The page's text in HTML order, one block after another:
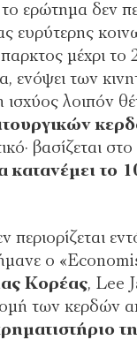
δεν
ευρύτερης
µέχρι το
ενόψει των
λοιπόν
βασίζεται
κατανέµει το
ο
Κορέας, Lee
των κερδών